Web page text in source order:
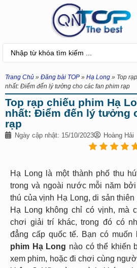
Trang Chủ » Đăng bài TOP » Hạ Long » Top
nhất: Điểm đến lý tưởng cho các fan phim rạp
Top rạp chiếu phim Hạ
nhất: Điểm đến lý tưởng
rạp
Ngày cập nhật: 15/10/2023
Hoàng Hải
Hạ Long là một thành phố thu
trong và ngoài nước mỗi năm
thú của vịnh Hạ Long, di sản
Hạ Long không chỉ có vịnh, mà
chơi giải trí khác, trong đó có
đẳng cấp quốc tế. Bạn có muốn
phim Hạ Long nào có thể khiến
xem phim, hoặc đi chơi cùng